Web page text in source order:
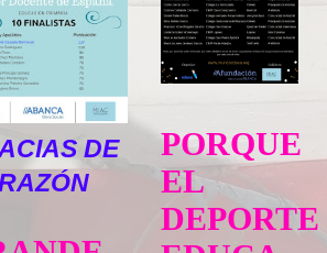
DE
PORQUE
EL
DEPORTE